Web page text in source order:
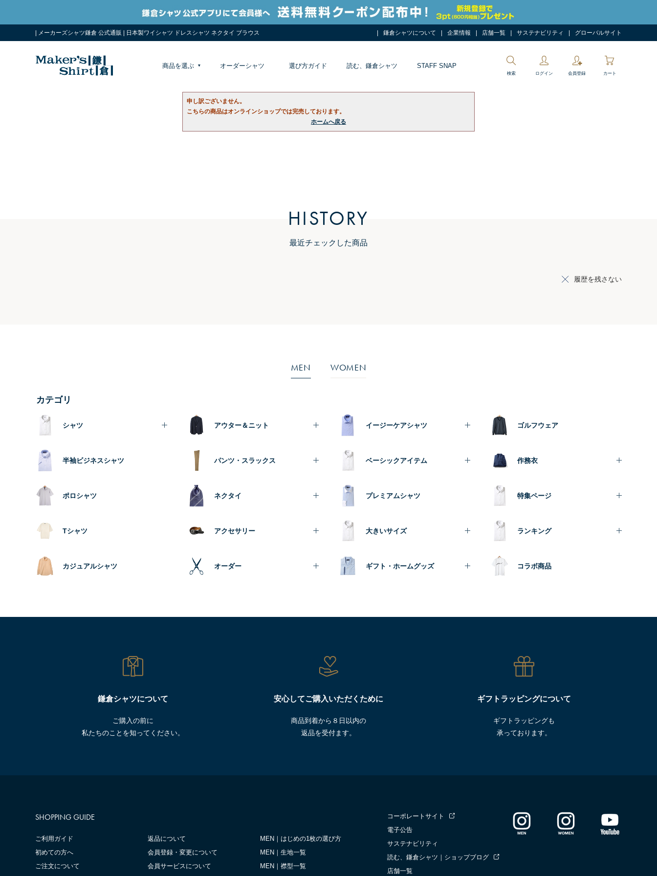
| メーカーズシャツ鎌倉 公式通販 | 日本製ワイシャツ ドレスシャツ ネクタイ ブラウス 鎌倉シャツについて 企業情報 店舗一覧 サステナビリティ グローバルサイト
商品を選ぶ オーダーシャツ 選び方ガイド 読む、鎌倉シャツ STAFF SNAP
検索 ログイン 会員登録 カート
申し訳ございません。
こちらの商品はオンラインショップでは完売しております。
ホームへ戻る
HISTORY
最近チェックした商品
履歴を残さない
MEN WOMEN
カテゴリ
シャツ
半袖ビジネスシャツ
ポロシャツ
Tシャツ
カジュアルシャツ
アウター＆ニット
パンツ・スラックス
ネクタイ
アクセサリー
オーダー
イージーケアシャツ
ベーシックアイテム
プレミアムシャツ
大きいサイズ
ギフト・ホームグッズ
ゴルフウェア
作務衣
特集ページ
ランキング
コラボ商品
鎌倉シャツについて
ご購入の前に
私たちのことを知ってください。
安心してご購入いただくために
商品到着から８日以内の
返品を受付ます。
ギフトラッピングについて
ギフトラッピングも
承っております。
SHOPPING GUIDE
ご利用ガイド
初めての方へ
ご注文について
返品について
会員登録・変更について
会員サービスについて
MEN｜はじめの1枚の選び方
MEN｜生地一覧
MEN｜襟型一覧
コーポレートサイト
電子公告
サステナビリティ
読む、鎌倉シャツ｜ショップブログ
店舗一覧